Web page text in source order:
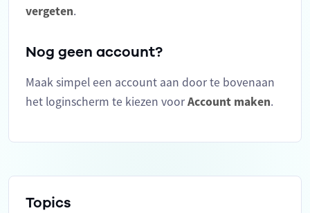
Topics
vergeten.
Nog geen account?
Maak simpel een account aan door te bovenaan
het loginscherm te kiezen voorAccount maken.